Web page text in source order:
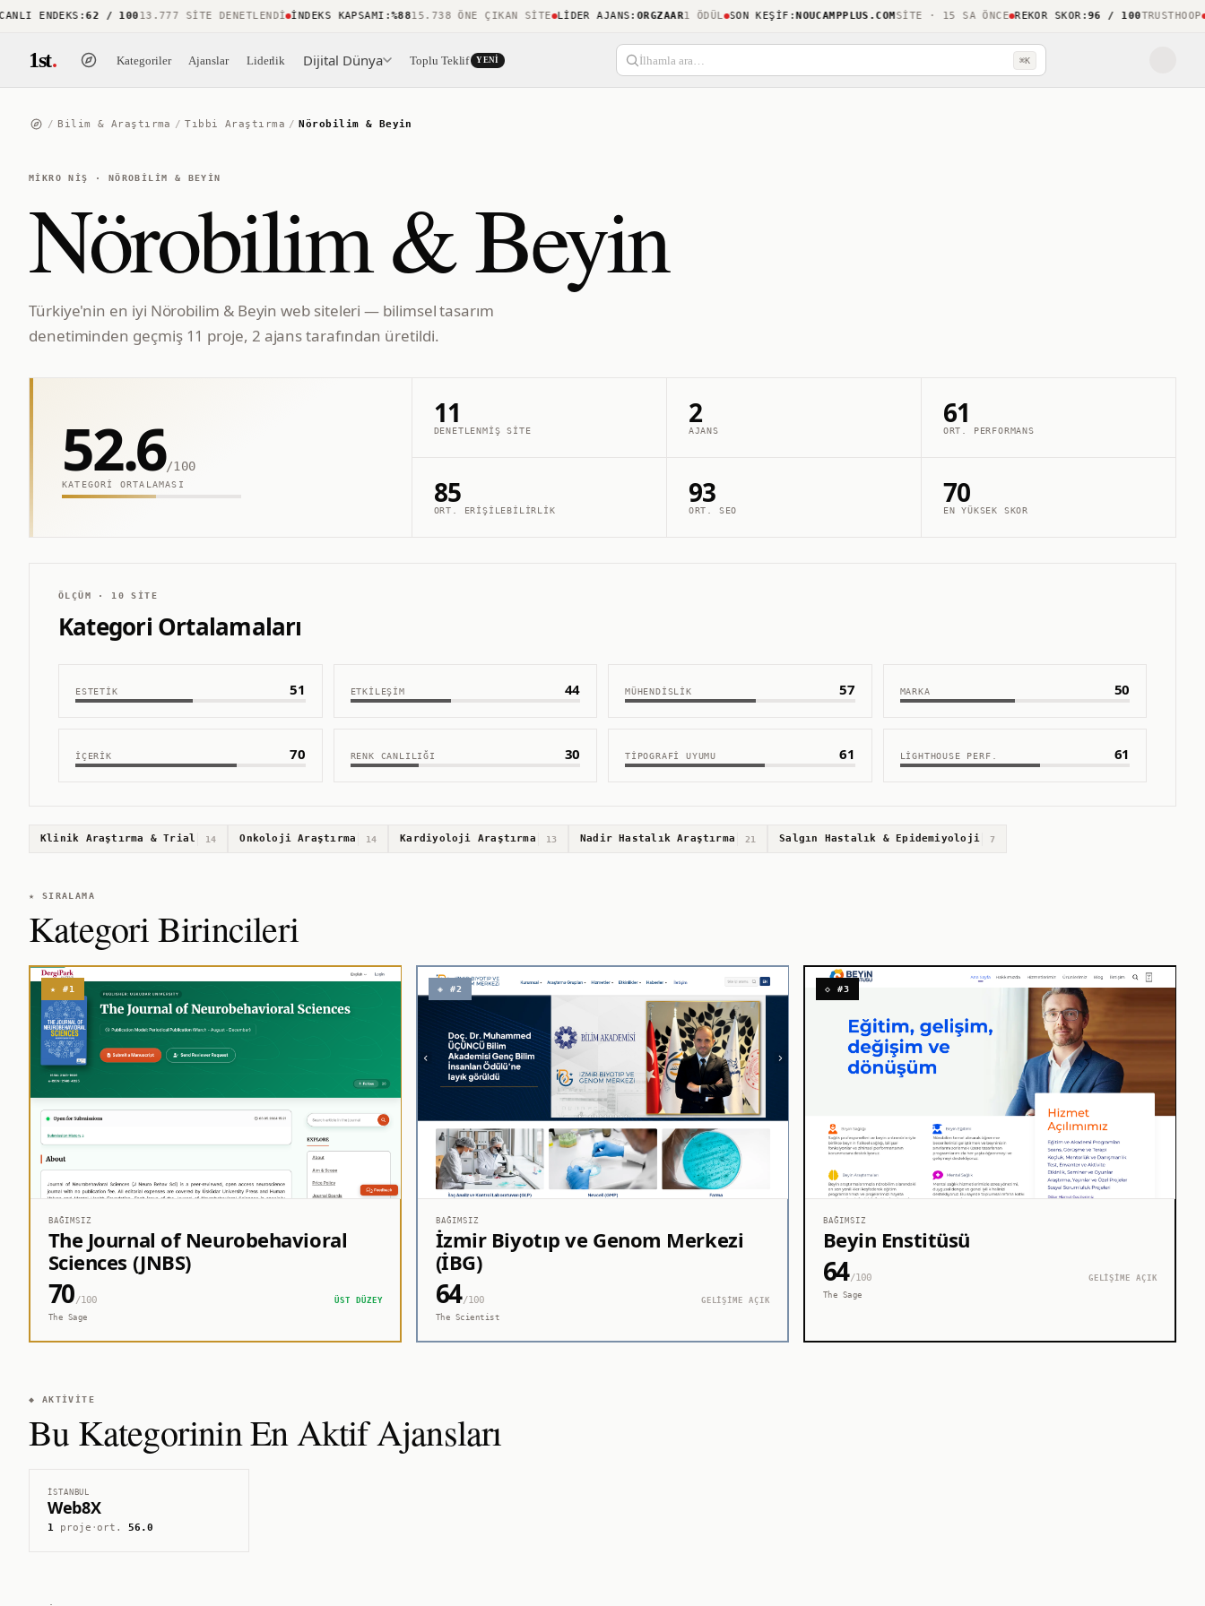
ENDEKS:62 / 100 13.777 SITE DENETLENDI İNDEKS KAPSAMI:%8815.738 ÖNE ÇIKAN SITE LIDER AJANS:ORGZAAR1 ÖDÜL SON KEŞIF:NOUCAMPPLUS.COMSITE · 15 SA ÖNCE REKOR SKOR:96 / 100 TRUSTHOOP
1st. Kategoriler Ajanslar Liderlik Dijital Dünya Toplu Teklif YENI İlhamla ara… ⌘K
/ Bilim & Araştırma / Tıbbi Araştırma / Nörobilim & Beyin
MIKRO NIŞ · NÖROBILIM & BEYIN
Nörobilim & Beyin
Türkiye'nin en iyi Nörobilim & Beyin web siteleri — bilimsel tasarım
denetiminden geçmiş 11 proje, 2 ajans tarafından üretildi.
52.6/100
KATEGORI ORTALAMASI
11
DENETLENMIŞ SITE
2
AJANS
61
ORT. PERFORMANS
85
ORT. ERIŞILEBILIRLIK
93
ORT. SEO
70
EN YÜKSEK SKOR
ÖLÇÜM · 10 SITE
Kategori Ortalamaları
ESTETIK 51 ETKILEŞIM 44 MÜHENDISLIK 57 MARKA 50
İÇERIK 70 RENK CANLILIĞI 30 TIPOGRAFI UYUMU 61 LIGHTHOUSE PERF. 61
Klinik Araştırma & Trial 14 Onkoloji Araştırma 14 Kardiyoloji Araştırma 13 Nadir Hastalık Araştırma 21 Salgın Hastalık & Epidemiyoloji 7
★ SIRALAMA
Kategori Birincileri
★ #1
BAĞIMSIZ
The Journal of Neurobehavioral
Sciences (JNBS)
70/100
ÜST DÜZEY
The Sage
◈ #2
BAĞIMSIZ
İzmir Biyotıp ve Genom Merkezi
(İBG)
64/100
GELİŞİME AÇIK
The Scientist
◇ #3
BAĞIMSIZ
Beyin Enstitüsü
64/100
GELİŞİME AÇIK
The Sage
◆ AKTIVITE
Bu Kategorinin En Aktif Ajansları
İSTANBUL
Web8X
1proje ·ort.56.0